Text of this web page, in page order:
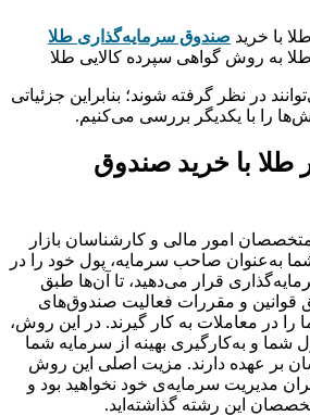
با خرید صندوق سرمایه‌گذاری طلا
به روش گواهی سپرده کالایی طلا
در نظر گرفته شوند؛ بنابراین جزئیاتی
را با یکدیگر بررسی می‌کنیم.
طلا با خرید صندوق
امور مالی و کارشناسان بازار
به‌عنوان صاحب سرمایه، پول خود را در
قرار می‌دهید، تا آن‌ها طبق
قوانین و مقررات فعالیت صندوق‌‌‌‌‌‌‌‌‌‌‌‌‌‌‌‌‌‌‌‌‌‌‌‌‌‌‌‌‌‌‌‌‌‌‌‌‌‌‌‌‌‌‌‌‌‌‌‌‌‌‌‌‌‌‌‌‌‌‌‌‌‌‌‌‌‌‌‌‌‌‌‌‌‌‌‌‌‌‌‌های
در معاملات به کار گیرند. در این روش،
شما و به‌کارگیری بهینه از سرمایه شما
بر عهده دارند. مزیت اصلی این روش
مدیریت سرمایه‌ی خود نخواهید بود و
این رشته گذاشته‌اید.